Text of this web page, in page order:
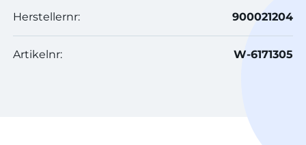
Herstellernr: 900021204
Artikelnr: W-6171305